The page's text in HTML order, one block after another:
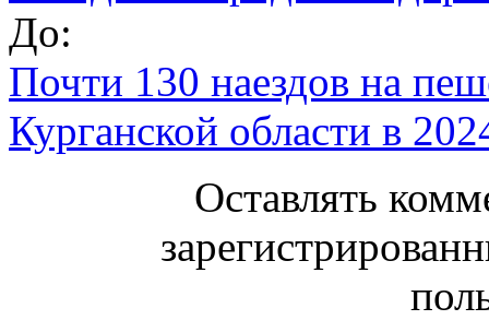
До:
Почти 130 наездов на
Курганской области в
Оставлять